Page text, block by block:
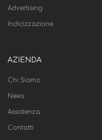
Advertising
Indicizzazione
AZIENDA
Chi Siamo
News
Assistenza
Contatti